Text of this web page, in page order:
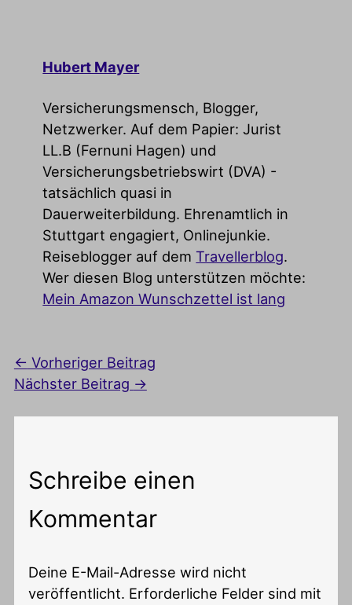
Hubert Mayer
Versicherungsmensch, Blogger,
Netzwerker. Auf dem Papier: Jurist
LL.B (Fernuni Hagen) und
Versicherungsbetriebswirt (DVA) -
tatsächlich quasi in
Dauerweiterbildung. Ehrenamtlich in
Stuttgart engagiert, Onlinejunkie.
Reiseblogger auf dem Travellerblog.
Wer diesen Blog unterstützen möchte:
Mein Amazon Wunschzettel ist lang
← Vorheriger Beitrag
Nächster Beitrag →
Schreibe einen
Kommentar
Deine E-Mail-Adresse wird nicht
veröffentlicht. Erforderliche Felder sind mit